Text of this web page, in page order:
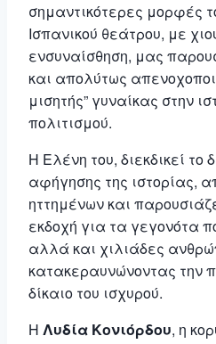
σημαντικότερες μορφές
Ισπανικού θεάτρου, με
ενσυναίσθηση, μας
και απολύτως
μισητής” γυναίκας στην
πολιτισμού.
Η Ελένη του, διεκδικεί το
αφήγησης της ιστορίας,
ηττημένων και
εκδοχή για τα γεγονότα
αλλά και χιλιάδες
κατακεραυνώνοντας την
δίκαιο του ισχυρού.
Η Λυδία Κονιόρδου, η